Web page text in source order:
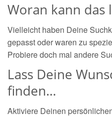
Woran kann das
Vielleicht haben Deine
gepasst oder waren zu
Probiere doch mal andere
Lass Deine
finden…
Aktiviere Deinen